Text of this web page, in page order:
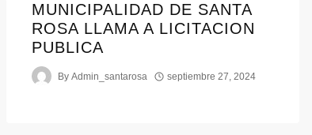
MUNICIPALIDAD DE SANTA
ROSA LLAMA A LICITACION
PUBLICA
By Admin_santarosa septiembre 27, 2024